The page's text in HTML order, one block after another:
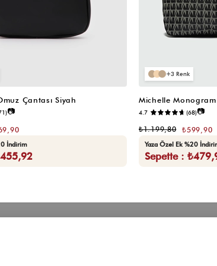
Çantası Siyah
📷
İndirim
3
Michelle
4.7 (68)📷
₺599,90
₺1.199,80
Yaza Özel Ek %20
Sepette :
Müşteri Hizmetleri